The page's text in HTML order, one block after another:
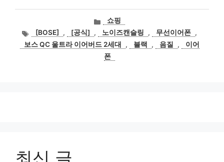
카
테
고
리
쇼핑
태
그
[BOSE] , [공식] , 노이즈캔슬링 , 무선이어폰 ,
보스 QC 울트라 이어버드 2세대
, 블랙 , 음질 ,
이어
폰
최신 글